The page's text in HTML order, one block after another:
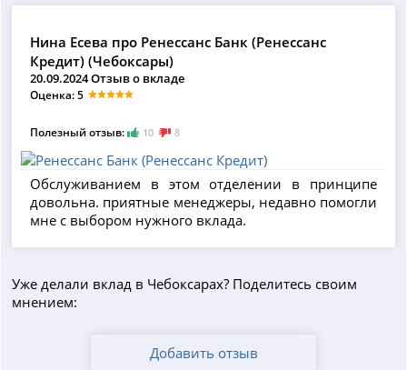
Нина Есева про Ренессанс Банк (Ренессанс
Кредит) (Чебоксары)
20.09.2024 Отзыв о вкладе
Оценка: 5
Полезный отзыв: 10 8
Обслуживанием в этом отделении в принципе
довольна. приятные менеджеры, недавно помогли
мне с выбором нужного вклада.
Уже делали вклад в Чебоксарах? Поделитесь своим
мнением:
Добавить отзыв